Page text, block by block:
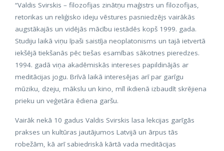
“Valdis Svirskis – filozofijas zinātņu maģistrs un filozofijas,
retorikas un reliģisko ideju vēstures pasniedzējs vairākās
augstākajās un vidējās mācību iestādēs kopš 1999. gada.
Studiju laikā viņu īpaši saistīja neoplatonisms un tajā ietvertā
iekšējā tiekšanās pēc tiešas esamības sākotnes pieredzes.
1994. gadā viņa akadēmiskās intereses papildinājās ar
meditācijas jogu. Brīvā laikā interesējas arī par garīgu
mūziku, dzeju, mākslu un kino, mīl ikdienā izbaudīt skrējiena
prieku un veģetāra ēdiena garšu.
Vairāk nekā 10 gadus Valdis Svirskis lasa lekcijas garīgās
prakses un kultūras jautājumos Latvijā un ārpus tās
robežām, kā arī sabiedriskā kārtā vada meditācijas